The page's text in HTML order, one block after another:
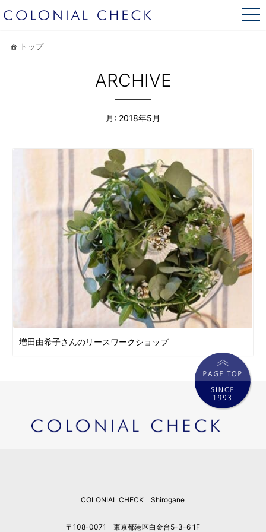
トップ
ARCHIVE
月: 2018年5月
増田由希子さんのリースワークショップ
COLONIAL CHECK Shirogane
〒108-0071 東京都港区白金台5-3-6 1F